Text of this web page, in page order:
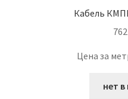
Кабель
Цена за
нет